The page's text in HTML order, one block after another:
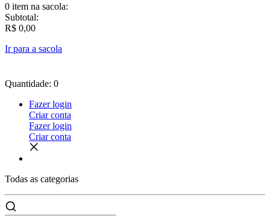
0 item na sacola:
Subtotal:
R$ 0,00
Ir para a sacola
Quantidade: 0
Fazer login
Criar conta
Fazer login
Criar conta
Todas as categorias